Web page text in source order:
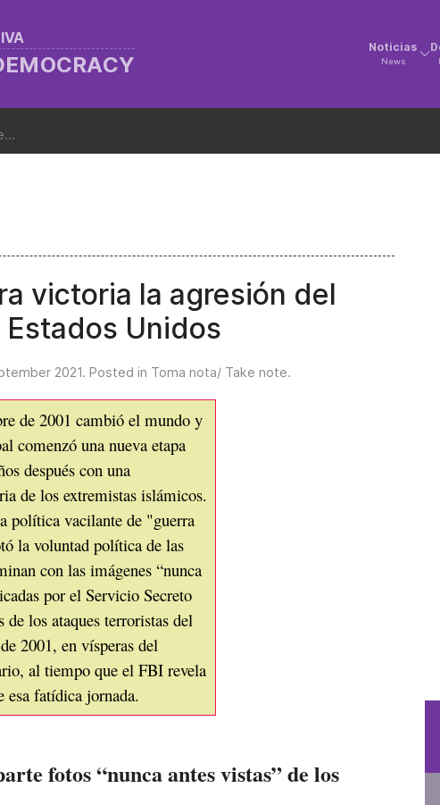
Noticias
News
victoria la agresión del
Unidos
2021. Posted in Toma nota/ Take note.
de 2001 cambió el mundo y
comenzó una nueva etapa
después con una
de los extremistas islámicos.
política vacilante de "guerra
la voluntad política de las
con las imágenes “nunca
por el Servicio Secreto
de los ataques terroristas del
2001, en vísperas del
al tiempo que el FBI revela
esa fatídica jornada.
fotos “nunca antes vistas” de los